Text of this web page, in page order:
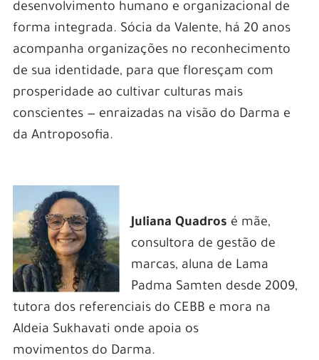
desenvolvimento humano e organizacional de
forma integrada. Sócia da Valente, há 20 anos
acompanha organizações no reconhecimento
de sua identidade, para que floresçam com
prosperidade ao cultivar culturas mais
conscientes — enraizadas na visão do Darma e
da Antroposofia.
Juliana Quadros é mãe,
consultora de gestão de
marcas, aluna de Lama
Padma Samten desde 2009,
tutora dos referenciais do CEBB e mora na
Aldeia Sukhavati onde apoia os
movimentos do Darma.